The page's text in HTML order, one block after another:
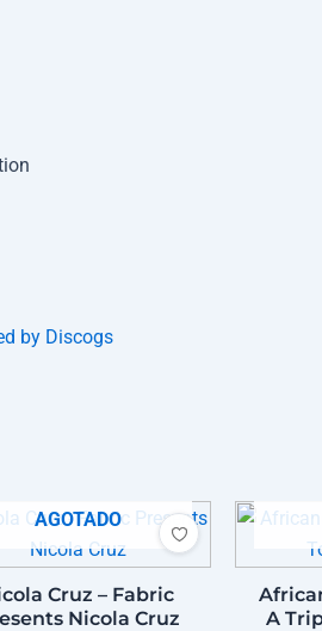
by Discogs
AGOTADO
Cruz – Fabric
Nicola Cruz
A